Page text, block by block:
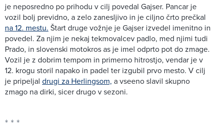
je neposredno po prihodu v cilj povedal Gajser. Pancar je
vozil bolj previdno, a zelo zanesljivo in je ciljno črto prečkal
na 12. mestu. Štart druge vožnje je Gajser izvedel imenitno in
povedel. Za njim je nekaj tekmovalcev padlo, med njimi tudi
Prado, in slovenski motokros as je imel odprto pot do zmage.
Vozil je z dobrim tempom in primerno hitrostjo, vendar je v
12. krogu storil napako in padel ter izgubil prvo mesto. V cilj
je pripeljal drugi za Herlingsom, a vseeno slavil skupno
zmago na dirki, sicer drugo v sezoni.